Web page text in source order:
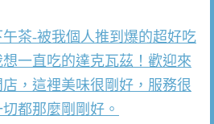
茶-被我個人推到爆的超好吃
一直吃的達克瓦茲！歡迎來
，這裡美味很剛好，服務很
都那麼剛剛好。